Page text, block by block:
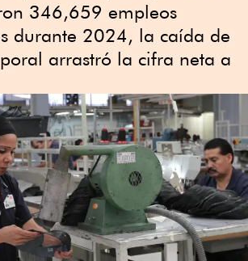
346,659 empleos
durante 2024, la caída de
arrastró la cifra neta a